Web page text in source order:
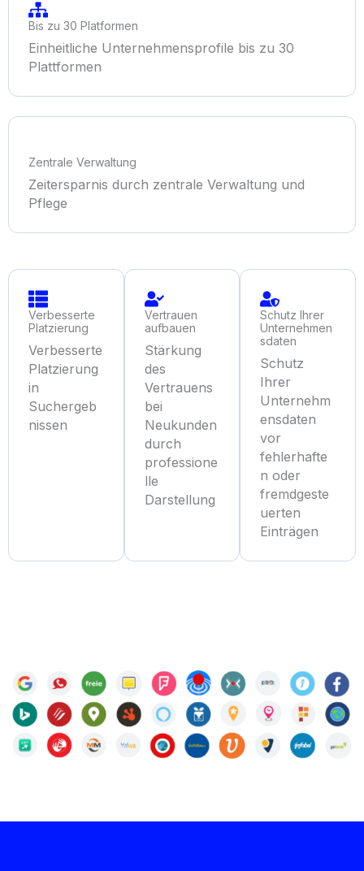
Bis zu 30 Platformen
Einheitliche Unternehmensprofile bis zu 30
Plattformen
Zentrale Verwaltung
Zeitersparnis durch zentrale Verwaltung und
Pflege
Verbesserte
Platzierung
Verbesserte
Platzierung
in
Suchergeb
nissen
Vertrauen
aufbauen
Stärkung
des
Vertrauens
bei
Neukunden
durch
professione
lle
Darstellung
Schutz Ihrer
Unternehmen
sdaten
Schutz
Ihrer
Unternehm
ensdaten
vor
fehlerhafte
n oder
fremdgeste
uerten
Einträgen